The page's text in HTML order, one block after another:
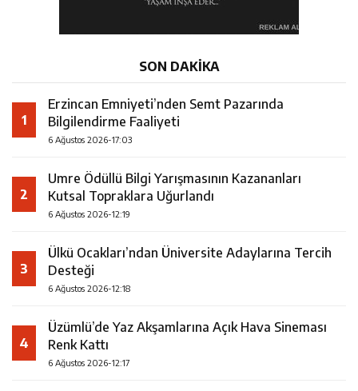
SON DAKİKA
1
Erzincan Emniyeti’nden Semt Pazarında
Bilgilendirme Faaliyeti
6 Ağustos 2026-17:03
2
Umre Ödüllü Bilgi Yarışmasının Kazananları
Kutsal Topraklara Uğurlandı
6 Ağustos 2026-12:19
3
Ülkü Ocakları’ndan Üniversite Adaylarına Tercih
Desteği
6 Ağustos 2026-12:18
4
Üzümlü’de Yaz Akşamlarına Açık Hava Sineması
Renk Kattı
6 Ağustos 2026-12:17